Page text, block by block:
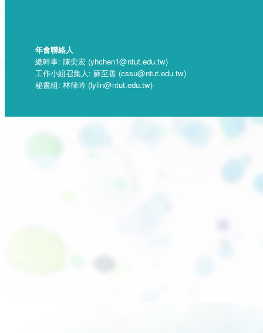
年會聯絡人
總幹事: 陳奕宏 (yhchen1@ntut.edu.tw)
工作小組召集人: 蘇至善 (cssu@ntut.edu.tw)
秘書組: 林律吟 (lylin@ntut.edu.tw)